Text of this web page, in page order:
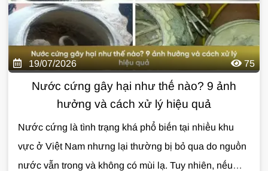
Nướctìm hiểu chi tiết trong bài viết dưới đây.
19/07/2026 75
Nước cứng gây hại như thế nào? 9 ảnh
hưởng và cách xử lý hiệu quả
Nước cứng là tình trạng khá phổ biến tại nhiều khu
vực ở Việt Nam nhưng lại thường bị bỏ qua do nguồn
nước vẫn trong và không có mùi lạ. Tuy nhiên, nếu